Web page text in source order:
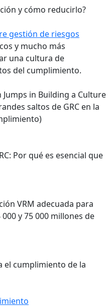
y cómo reducirlo?
gestión de riesgos
y mucho más
una cultura de
del cumplimiento.
in Building a Culture
saltos de GRC en la
Por qué es esencial que
VRM adecuada para
y 75 000 millones de
el cumplimiento de la